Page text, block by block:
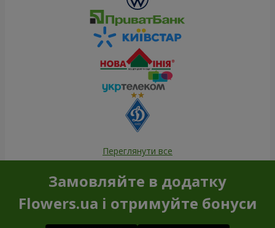
Переглянути все
Замовляйте в додатку
Flowers.ua і отримуйте бонуси